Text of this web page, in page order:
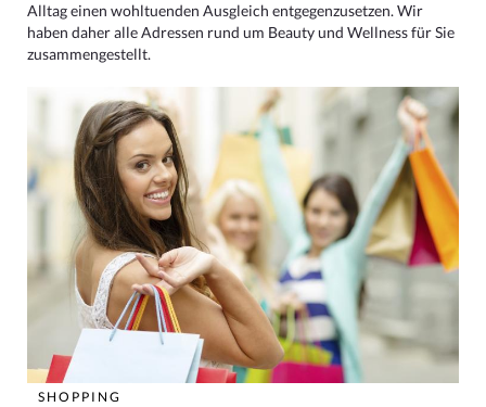
Alltag einen wohltuenden Ausgleich entgegenzusetzen. Wir
haben daher alle Adressen rund um Beauty und Wellness für Sie
zusammengestellt.
SHOPPING